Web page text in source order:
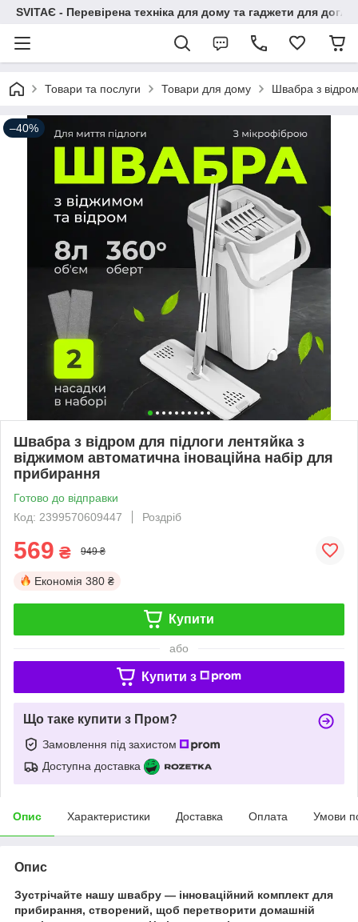
SVITAЄ - Перевірена техніка для дому та гаджети для
Товари та послуги Товари для дому Швабра з
–40%
Швабра з відром для підлоги лентяйка з
віджимом автоматична іноваційна набір для
прибирання
Готово до відправки
Код: 2399570609447
Роздріб
569 ₴ 949 ₴
Економія 380 ₴
Купити
або
Купити з
Що таке купити з Пром?
Замовлення під захистом
Доступна доставка
Опис Характеристики Доставка Оплата Умови
Опис
Зустрічайте нашу швабру — інноваційний комплект для
прибирання, створений, щоб перетворити домашній